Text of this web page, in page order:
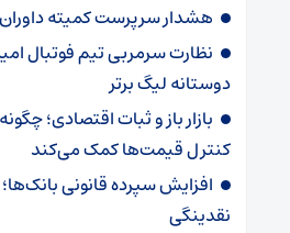
هشدار سرپرست ‌کمیته داوران
نظارت سرمربی تیم‌ فوتبال
دوستانه لیگ برتر
بازار باز و ثبات اقتصادی؛
کنترل قیمت‌ها کمک می‌کند
افزایش سپرده قانونی بانک‌ها؛
نقدینگی